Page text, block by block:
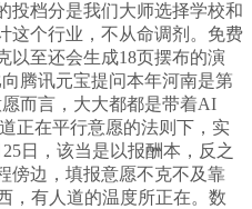
投档分是我们大师选择学校和
这个行业，不从命调剂。免费
以至还会生成18页摆布的演
腾讯元宝提问本年河南是第
而言，大大都都是带着AI
正在平行意愿的法则下，实
日，该当是以报酬本，反之
傍边，填报意愿不克不及靠
，有人道的温度所正在。数